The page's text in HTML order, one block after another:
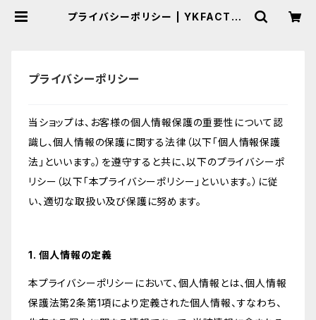
プライバシーポリシー | YKFACTOR
プライバシーポリシー
当ショップは、お客様の個人情報保護の重要性について認
識し、個人情報の保護に関する法律（以下「個人情報保護
法」といいます。）を遵守すると共に、以下のプライバシーポ
リシー（以下「本プライバシーポリシー」といいます。）に従
い、適切な取扱い及び保護に努めます。
1. 個人情報の定義
本プライバシーポリシーにおいて、個人情報とは、個人情報
保護法第2条第1項により定義された個人情報、すなわち、